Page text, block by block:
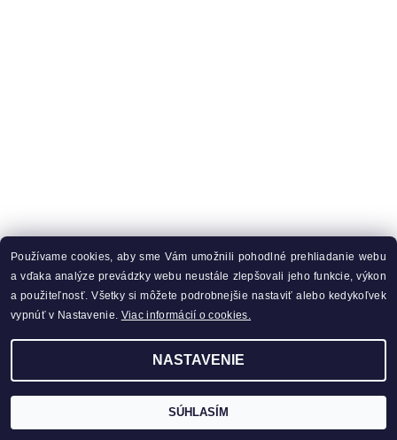
Používame cookies, aby sme Vám umožnili pohodlné prehliadanie webu
a vďaka analýze prevádzky webu neustále zlepšovali jeho funkcie, výkon
a použiteľnosť. Všetky si môžete podrobnejšie nastaviť alebo kedykoľvek
vypnúť v Nastavenie. Viac informácií o cookies.
NASTAVENIE
SÚHLASÍM